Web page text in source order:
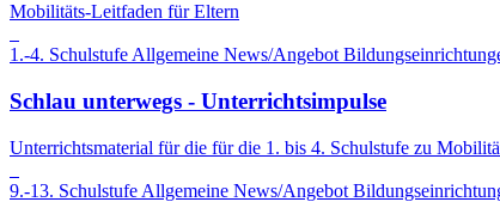
Mobilitäts-Leitfaden für Eltern
1.-4. Schulstufe Allgemeine News/Angebot
Schlau unterwegs - Unterrichtsimpulse
Unterrichtsmaterial für die für die 1. bis 4. Schulstufe zu
9.-13. Schulstufe Allgemeine News/Angebot